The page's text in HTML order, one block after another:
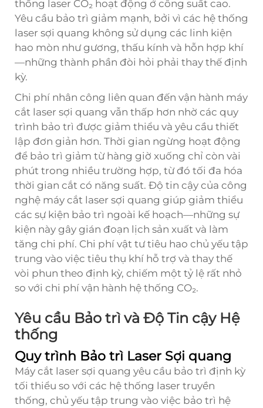
thống laser CO₂ hoạt động ở công suất cao.
Yêu cầu bảo trì giảm mạnh, bởi vì các hệ thống
laser sợi quang không sử dụng các linh kiện
hao mòn như gương, thấu kính và hỗn hợp khí
—những thành phần đòi hỏi phải thay thế định
kỳ.
Chi phí nhân công liên quan đến vận hành máy
cắt laser sợi quang vẫn thấp hơn nhờ các quy
trình bảo trì được giảm thiểu và yêu cầu thiết
lập đơn giản hơn. Thời gian ngừng hoạt động
để bảo trì giảm từ hàng giờ xuống chỉ còn vài
phút trong nhiều trường hợp, từ đó tối đa hóa
thời gian cắt có năng suất. Độ tin cậy của công
nghệ máy cắt laser sợi quang giúp giảm thiểu
các sự kiện bảo trì ngoài kế hoạch—những sự
kiện này gây gián đoạn lịch sản xuất và làm
tăng chi phí. Chi phí vật tư tiêu hao chủ yếu tập
trung vào việc tiêu thụ khí hỗ trợ và thay thế
vòi phun theo định kỳ, chiếm một tỷ lệ rất nhỏ
so với chi phí vận hành hệ thống CO₂.
Yêu cầu Bảo trì và Độ Tin cậy Hệ
thống
Quy trình Bảo trì Laser Sợi quang
Máy cắt laser sợi quang yêu cầu bảo trì định kỳ
tối thiểu so với các hệ thống laser truyền
thống, chủ yếu tập trung vào việc bảo trì hệ